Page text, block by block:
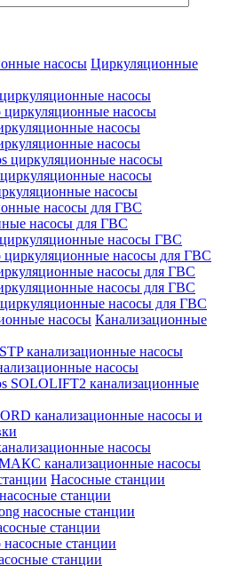
Циркуляционные
насосы
циркуляционные насосы
насосы
насосы
циркуляционные насосы
насосы
насосы
насосы для ГВС
насосы ГВС
циркуляционные насосы для ГВС
насосы для ГВС
насосы для ГВС
насосы для ГВС
Канализационные
канализационные насосы
насосы
SOLOLIFT2 канализационные
канализационные насосы и
насосы
канализационные насосы
Насосные станции
станции
насосные станции
станции
насосные станции
станции